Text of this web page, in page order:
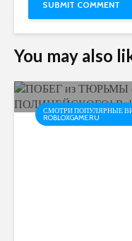
You may also
СМОТРИ ПОПУЛЯРНЫЕ
ROBLOXGAME.RU